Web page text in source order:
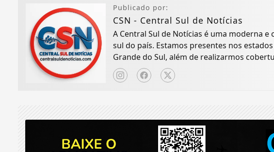
Publicado por:
CSN - Central Sul de Notícias
A Central Sul de Notícias é uma moderna
sul do país. Estamos presentes nos
Grande do Sul, além de realizarmos